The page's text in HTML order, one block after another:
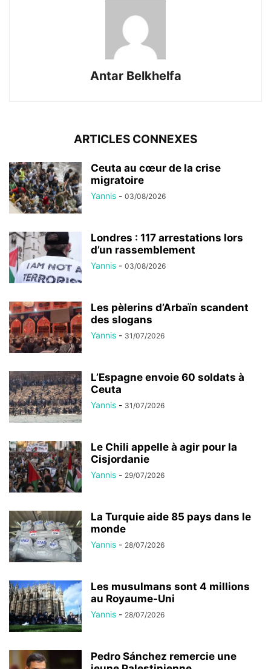
Antar Belkhelfa
ARTICLES CONNEXES
Ceuta au cœur de la crise
migratoire
Yannis - 03/08/2026
Londres : 117 arrestations lors
d’un rassemblement
Yannis - 03/08/2026
Les pèlerins d’Arbaïn scandent
des slogans
Yannis - 31/07/2026
L’Espagne envoie 60 soldats à
Ceuta
Yannis - 31/07/2026
Le Chili appelle à agir pour la
Cisjordanie
Yannis - 29/07/2026
La Turquie aide 85 pays dans le
monde
Yannis - 28/07/2026
Les musulmans sont 4 millions
au Royaume-Uni
Yannis - 28/07/2026
Pedro Sánchez remercie une